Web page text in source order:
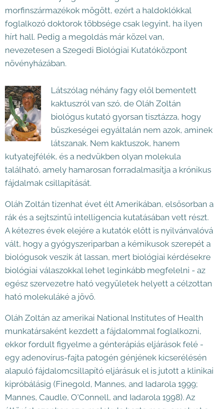
morfinszármazékok mögött, ezért a haldoklókkal
foglalkozó doktorok többsége csak legyint, ha ilyen
hírt hall. Pedig a megoldás már közel van,
nevezetesen a Szegedi Biológiai Kutatóközpont
növényházában.
Látszólag néhány fagy elől bementett
kaktuszról van szó, de Oláh Zoltán
biológus kutató gyorsan tisztázza, hogy
büszkeségei egyáltalán nem azok, aminek
látszanak. Nem kaktuszok, hanem
kutyatejfélék, és a nedvükben olyan molekula
található, amely hamarosan forradalmasítja a krónikus
fájdalmak csillapítását.
Oláh Zoltán tizenhat évet élt Amerikában, elsősorban a
rák és a sejtszintű intelligencia kutatásában vett részt.
A kétezres évek elejére a kutatók előtt is nyilvánvalóvá
vált, hogy a gyógyszeriparban a kémikusok szerepét a
biológusok veszik át lassan, mert biológiai kérdésekre
biológiai válaszokkal lehet leginkább megfelelni - az
egész szervezetre ható vegyületek helyett a célzottan
ható molekuláké a jövő.
Oláh Zoltán az amerikai National Institutes of Health
munkatársaként kezdett a fájdalommal foglalkozni,
ekkor fordult figyelme a génterápiás eljárások felé -
egy adenovírus-fajta patogén génjének kicserélésén
alapuló fájdalomcsillapító eljárásuk el is jutott a klinikai
kipróbálásig (Finegold, Mannes, and Iadarola 1999;
Mannes, Caudle, O'Connell, and Iadarola 1998). Az